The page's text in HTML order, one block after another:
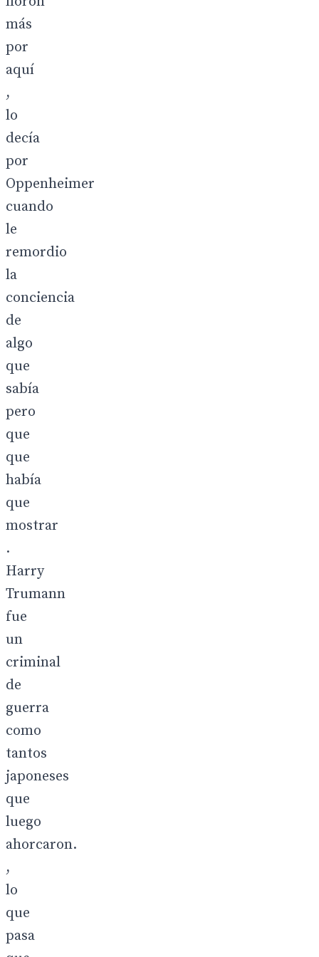
más
por
aquí
,
lo
decía
por
Oppenheimer
cuando
le
remordio
la
conciencia
de
algo
que
sabía
pero
que
que
había
que
mostrar
.
Harry
Trumann
fue
un
criminal
de
guerra
como
tantos
japoneses
que
luego
ahorcaron.
,
lo
que
pasa